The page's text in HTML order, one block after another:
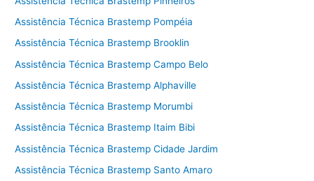
Assistência Técnica Brastemp Pompéia
Assistência Técnica Brastemp Brooklin
Assistência Técnica Brastemp Campo Belo
Assistência Técnica Brastemp Alphaville
Assistência Técnica Brastemp Morumbi
Assistência Técnica Brastemp Itaim Bibi
Assistência Técnica Brastemp Cidade Jardim
Assistência Técnica Brastemp Santo Amaro